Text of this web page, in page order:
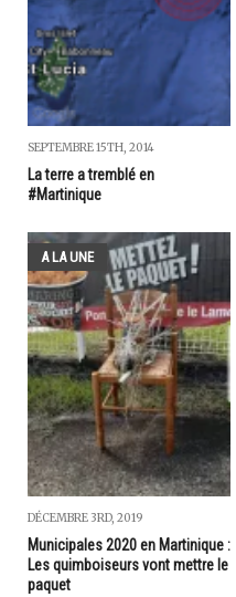
SEPTEMBRE 15TH, 2014
La terre a tremblé en
#Martinique
A LA UNE
DÉCEMBRE 3RD, 2019
Municipales 2020 en Martinique :
Les quimboiseurs vont mettre le
paquet